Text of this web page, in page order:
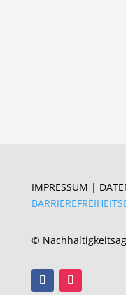
IMPRESSUM |
©